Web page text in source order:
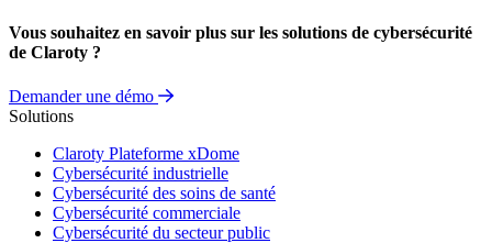
Vous souhaitez en savoir plus sur les solutions de cybersécurité
de Claroty ?
Demander une démo
Solutions
Claroty Plateforme xDome
Cybersécurité industrielle
Cybersécurité des soins de santé
Cybersécurité commerciale
Cybersécurité du secteur public